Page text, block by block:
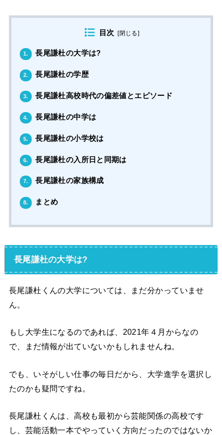
目次 [閉じる]
1. 長尾謙杜の大学は?
2. 長尾謙杜の学歴
3. 長尾謙杜高校時代の偏差値とエピソード
4. 長尾謙杜の中学は
5. 長尾謙杜の小学校は
6. 長尾謙杜の入所日と同期は
7. 長尾謙杜の家族構成
8. まとめ
長尾謙杜の大学は?
長尾謙杜くんの大学については、まだ分かっていませ
ん。
もし大学生になるのであれば、2021年４月からなの
で、まだ情報が出ていないかもしれませんね。
でも、いそがしい仕事の毎日だから、大学進学を選択し
たのかも疑問ですね。
長尾謙杜くんは、高校も最初から芸能関係の高校です
し、芸能活動一本でやっていく方向だったのではないか